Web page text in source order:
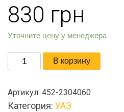
830 грн
Уточните цену у менеджера
Количество
товара
кулака
поворотный
В корзину
Артикул: 452-2304060
Категория: УАЗ